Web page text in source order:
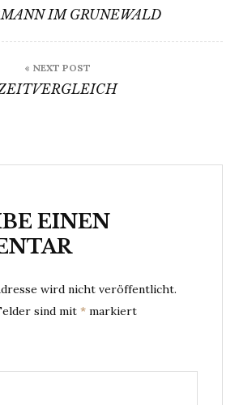
IM GRUNEWALD
« NEXT POST
EINEN
wird nicht veröffentlicht.
sind mit * markiert